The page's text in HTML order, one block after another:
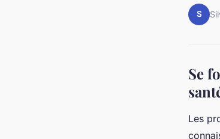
S
Se
Les